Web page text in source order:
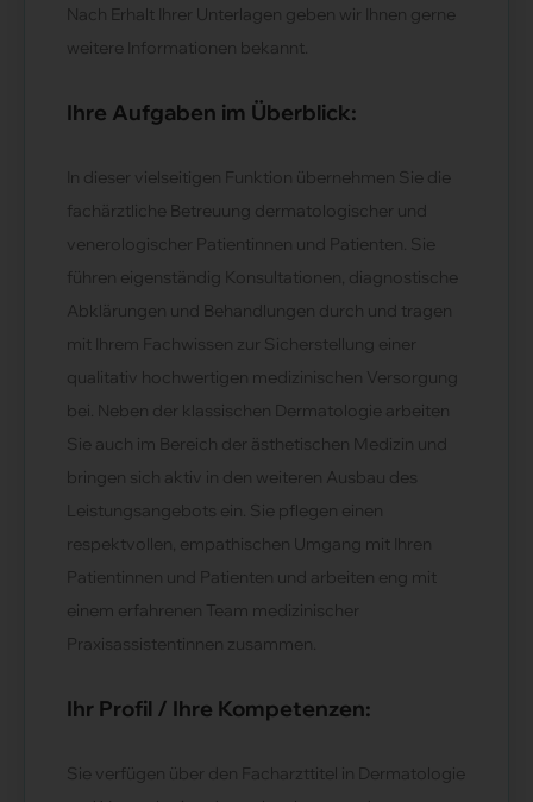
Nach Erhalt Ihrer Unterlagen geben wir Ihnen gerne
weitere Informationen bekannt.
Ihre Aufgaben im Überblick:
In dieser vielseitigen Funktion übernehmen Sie die
fachärztliche Betreuung dermatologischer und
venerologischer Patientinnen und Patienten. Sie
führen eigenständig Konsultationen, diagnostische
Abklärungen und Behandlungen durch und tragen
mit Ihrem Fachwissen zur Sicherstellung einer
qualitativ hochwertigen medizinischen Versorgung
bei. Neben der klassischen Dermatologie arbeiten
Sie auch im Bereich der ästhetischen Medizin und
bringen sich aktiv in den weiteren Ausbau des
Leistungsangebots ein. Sie pflegen einen
respektvollen, empathischen Umgang mit Ihren
Patientinnen und Patienten und arbeiten eng mit
einem erfahrenen Team medizinischer
Praxisassistentinnen zusammen.
Ihr Profil / Ihre Kompetenzen:
Sie verfügen über den Facharzttitel in Dermatologie